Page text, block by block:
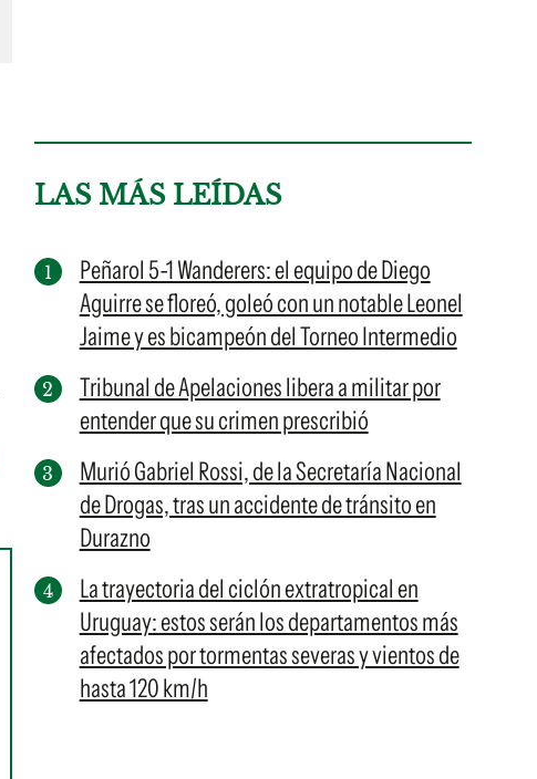
LAS MÁS LEÍDAS
Peñarol 5-1 Wanderers: el equipo de Diego
Aguirre se floreó, goleó con un notable Leonel
Jaime y es bicampeón del Torneo Intermedio
Tribunal de Apelaciones libera a militar por
entender que su crimen prescribió
Murió Gabriel Rossi, de la Secretaría Nacional
de Drogas, tras un accidente de tránsito en
Durazno
La trayectoria del ciclón extratropical en
Uruguay: estos serán los departamentos más
afectados por tormentas severas y vientos de
hasta 120 km/h